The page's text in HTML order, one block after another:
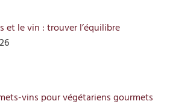
et le vin : trouver l’équilibre
vins pour végétariens gourmets